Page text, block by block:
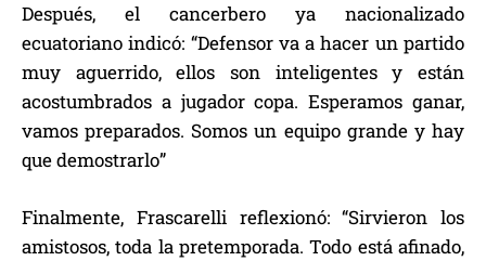
Después, el cancerbero ya nacionalizado
ecuatoriano indicó: “Defensor va a hacer un partido
muy aguerrido, ellos son inteligentes y están
acostumbrados a jugador copa. Esperamos ganar,
vamos preparados. Somos un equipo grande y hay
que demostrarlo”
Finalmente, Frascarelli reflexionó: “Sirvieron los
amistosos, toda la pretemporada. Todo está afinado,